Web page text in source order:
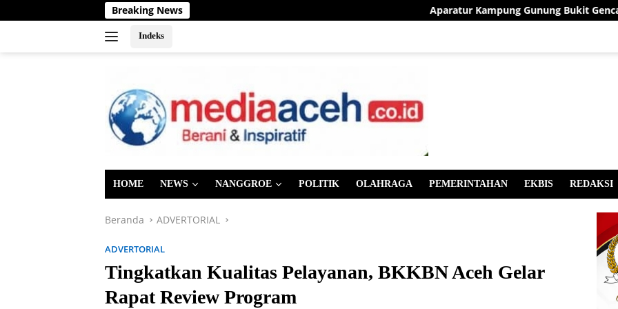
ke
Breaking News Aparatur Kampung Gunung Bukit Gencarkan
Indeks
HOME NEWS NANGGROE POLITIK OLAHRAGA PEMERINTAHAN EKBIS REDAKSI
Beranda ADVERTORIAL
ADVERTORIAL
Tingkatkan Kualitas Pelayanan, BKKBN Aceh Gelar
Rapat Review Program